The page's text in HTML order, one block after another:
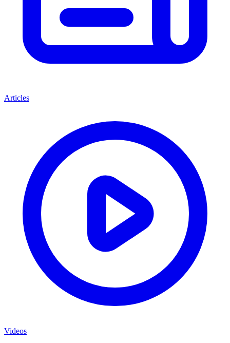
Articles
Videos